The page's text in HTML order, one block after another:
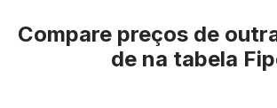
Compare preços de
de na tabela